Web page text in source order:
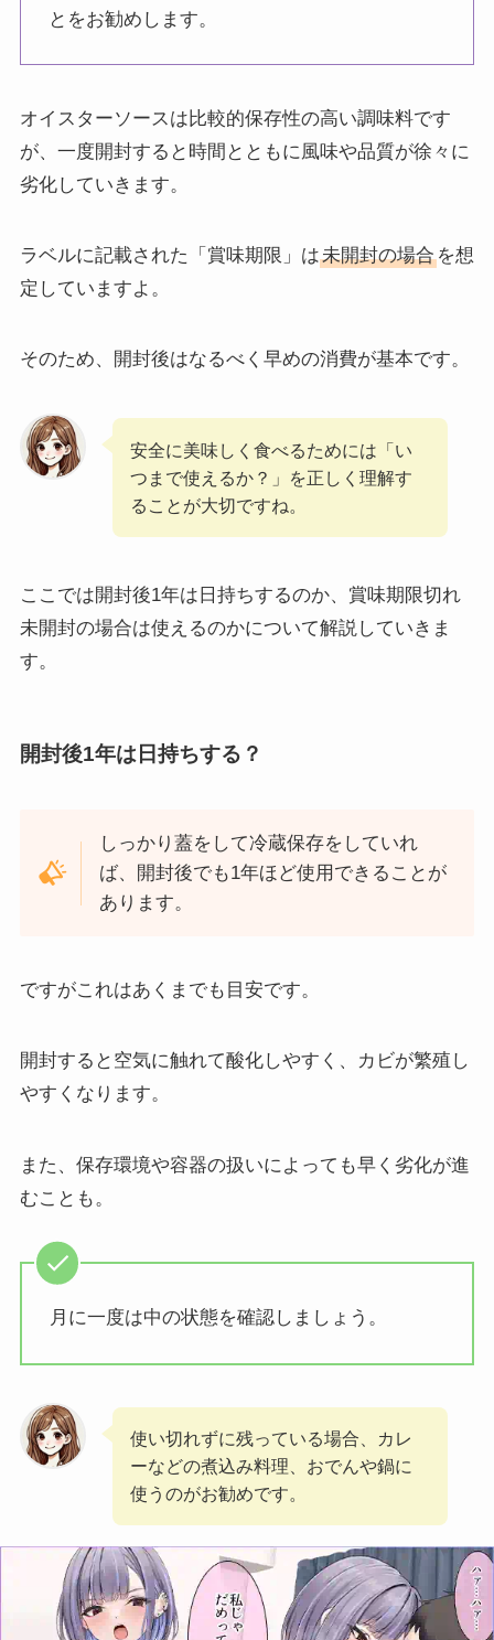
とをお勧めします。
オイスターソースは比較的保存性の高い調味料です
が、一度開封すると時間とともに風味や品質が徐々に
劣化していきます。
ラベルに記載された「賞味期限」は未開封の場合を想
定していますよ。
そのため、開封後はなるべく早めの消費が基本です。
安全に美味しく食べるためには「い
つまで使えるか？」を正しく理解す
ることが大切ですね。
ここでは開封後1年は日持ちするのか、賞味期限切れ
未開封の場合は使えるのかについて解説していきま
す。
開封後1年は日持ちする？
しっかり蓋をして冷蔵保存をしていれ
ば、開封後でも1年ほど使用できることが
あります。
ですがこれはあくまでも目安です。
開封すると空気に触れて酸化しやすく、カビが繁殖し
やすくなります。
また、保存環境や容器の扱いによっても早く劣化が進
むことも。
月に一度は中の状態を確認しましょう。
使い切れずに残っている場合、カレ
ーなどの煮込み料理、おでんや鍋に
使うのがお勧めです。